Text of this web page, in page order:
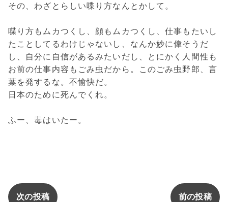
その、わざとらしい喋り方なんとかして。
喋り方もムカつくし、顔もムカつくし、仕事もたいし
たことしてるわけじゃないし、なんか妙に偉そうだ
し、自分に自信があるみたいだし、とにかく人間性も
お前の仕事内容もごみ虫だから。このごみ虫野郎、言
葉を発するな。不愉快だ。
日本のために死んでくれ。
ふー、毒はいたー。
次の投稿 前の投稿